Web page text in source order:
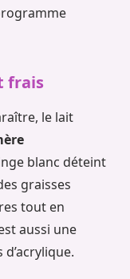
frais
le lait
blanc déteint
graisses
tout en
aussi une